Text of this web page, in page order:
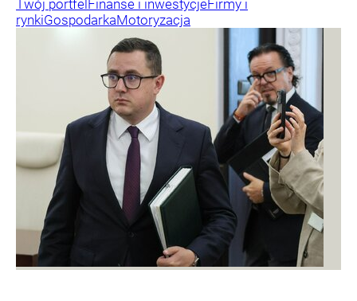
Twój portfel Finanse i inwestycjeFirmy i
rynkiGospodarkaMotoryzacja